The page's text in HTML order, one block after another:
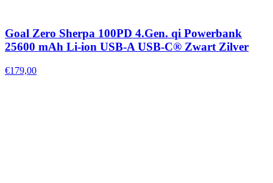
Goal Zero Sherpa 100PD 4.Gen. qi Powerbank
25600 mAh Li-ion USB-A USB-C® Zwart Zilver
€179,00